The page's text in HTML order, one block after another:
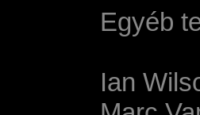
Egyéb
Ian